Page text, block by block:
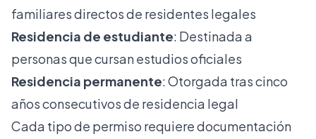
familiares directos de residentes legales
Residencia de estudiante: Destinada a
personas que cursan estudios oficiales
Residencia permanente: Otorgada tras cinco
años consecutivos de residencia legal
Cada tipo de permiso requiere documentación